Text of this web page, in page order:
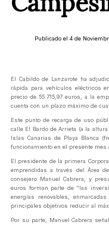
Publicado el 4 de
El Cabildo de Lanzarote ha
rápida para vehículos eléctricos
precio de 55.715,97 euros, a la
cuenta con un plazo máximo de
Este punto de recarga de uso
calle El Bardo de Arrieta (a la
Islas Canarias de Playa Blanca
funcionamiento en el presente mes
El presidente de la primera
emprendidas a través del Área
consejero Manuel Cabrera, y
euros forman parte de "las
energías renovables,
principales objetivos reducir al
Por su parte, Manuel Cabrera